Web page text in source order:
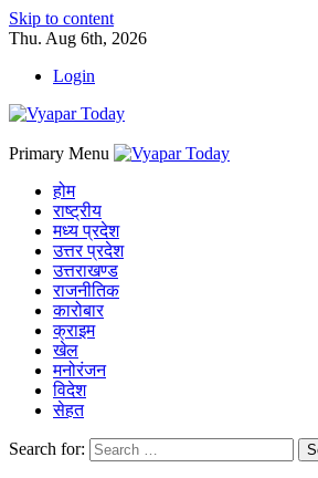
Skip to content
Thu. Aug 6th, 2026
Login
Primary Menu
होम
राष्ट्रीय
मध्य प्रदेश
उत्तर प्रदेश
उत्तराखण्ड
राजनीतिक
कारोबार
क्राइम
खेल
मनोरंजन
विदेश
सेहत
Search for: